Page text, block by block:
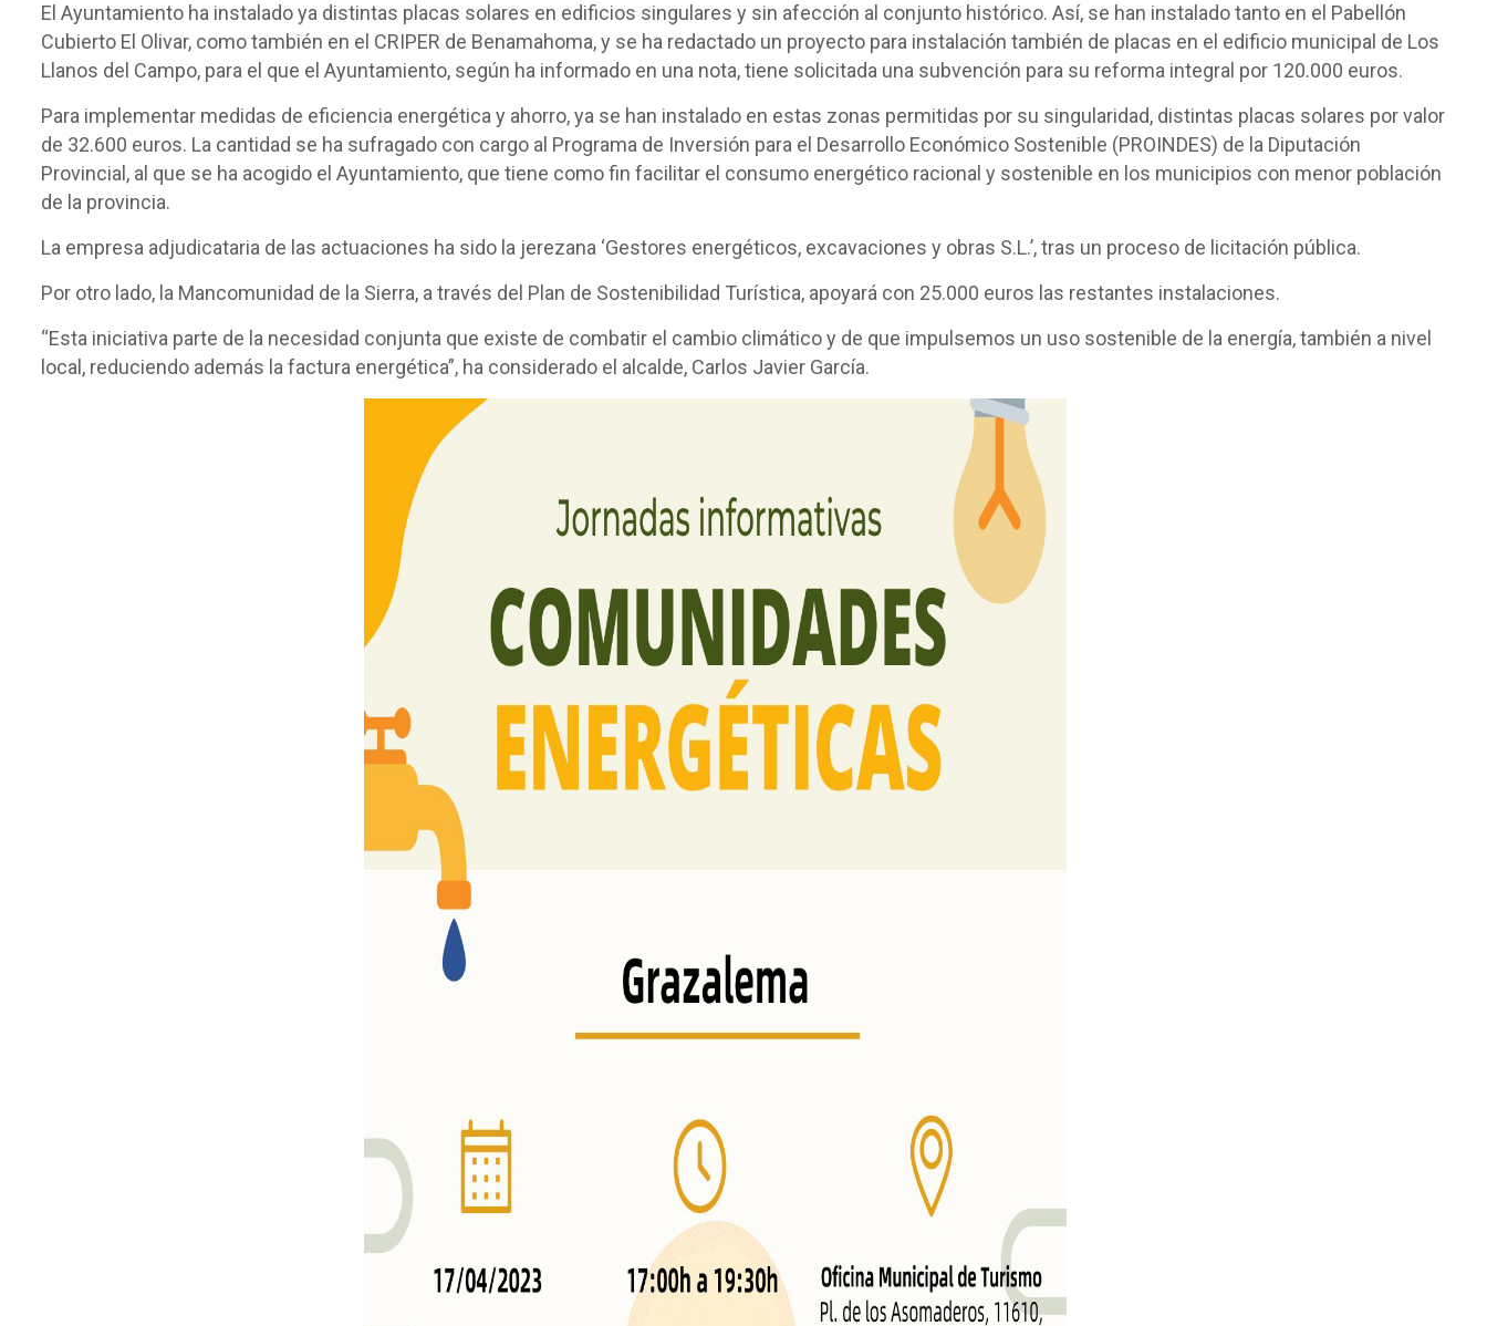
El Ayuntamiento ha instalado ya distintas placas solares en edificios singulares y sin afección al conjunto histórico. Así, se han instalado tanto en el Pabellón
Cubierto El Olivar, como también en el CRIPER de Benamahoma, y se ha redactado un proyecto para instalación también de placas en el edificio municipal de Los
Llanos del Campo, para el que el Ayuntamiento, según ha informado en una nota, tiene solicitada una subvención para su reforma integral por 120.000 euros.
Para implementar medidas de eficiencia energética y ahorro, ya se han instalado en estas zonas permitidas por su singularidad, distintas placas solares por valor
de 32.600 euros. La cantidad se ha sufragado con cargo al Programa de Inversión para el Desarrollo Económico Sostenible (PROINDES) de la Diputación
Provincial, al que se ha acogido el Ayuntamiento, que tiene como fin facilitar el consumo energético racional y sostenible en los municipios con menor población
de la provincia.
La empresa adjudicataria de las actuaciones ha sido la jerezana ‘Gestores energéticos, excavaciones y obras S.L.’, tras un proceso de licitación pública.
Por otro lado, la Mancomunidad de la Sierra, a través del Plan de Sostenibilidad Turística, apoyará con 25.000 euros las restantes instalaciones.
“Esta iniciativa parte de la necesidad conjunta que existe de combatir el cambio climático y de que impulsemos un uso sostenible de la energía, también a nivel
local, reduciendo además la factura energética”, ha considerado el alcalde, Carlos Javier García.